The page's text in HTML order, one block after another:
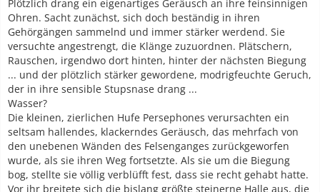
Plötzlich drang ein eigenartiges Geräusch an ihre feinsinnigen
Ohren. Sacht zunächst, sich doch beständig in ihren
Gehörgängen sammelnd und immer stärker werdend. Sie
versuchte angestrengt, die Klänge zuzuordnen. Plätschern,
Rauschen, irgendwo dort hinten, hinter der nächsten Biegung
... und der plötzlich stärker gewordene, modrigfeuchte Geruch,
der in ihre sensible Stupsnase drang ...
Wasser?
Die kleinen, zierlichen Hufe Persephones verursachten ein
seltsam hallendes, klackerndes Geräusch, das mehrfach von
den unebenen Wänden des Felsenganges zurückgeworfen
wurde, als sie ihren Weg fortsetzte. Als sie um die Biegung
bog, stellte sie völlig verblüfft fest, dass sie recht gehabt hatte.
Vor ihr breitete sich die bislang größte steinerne Halle aus, die